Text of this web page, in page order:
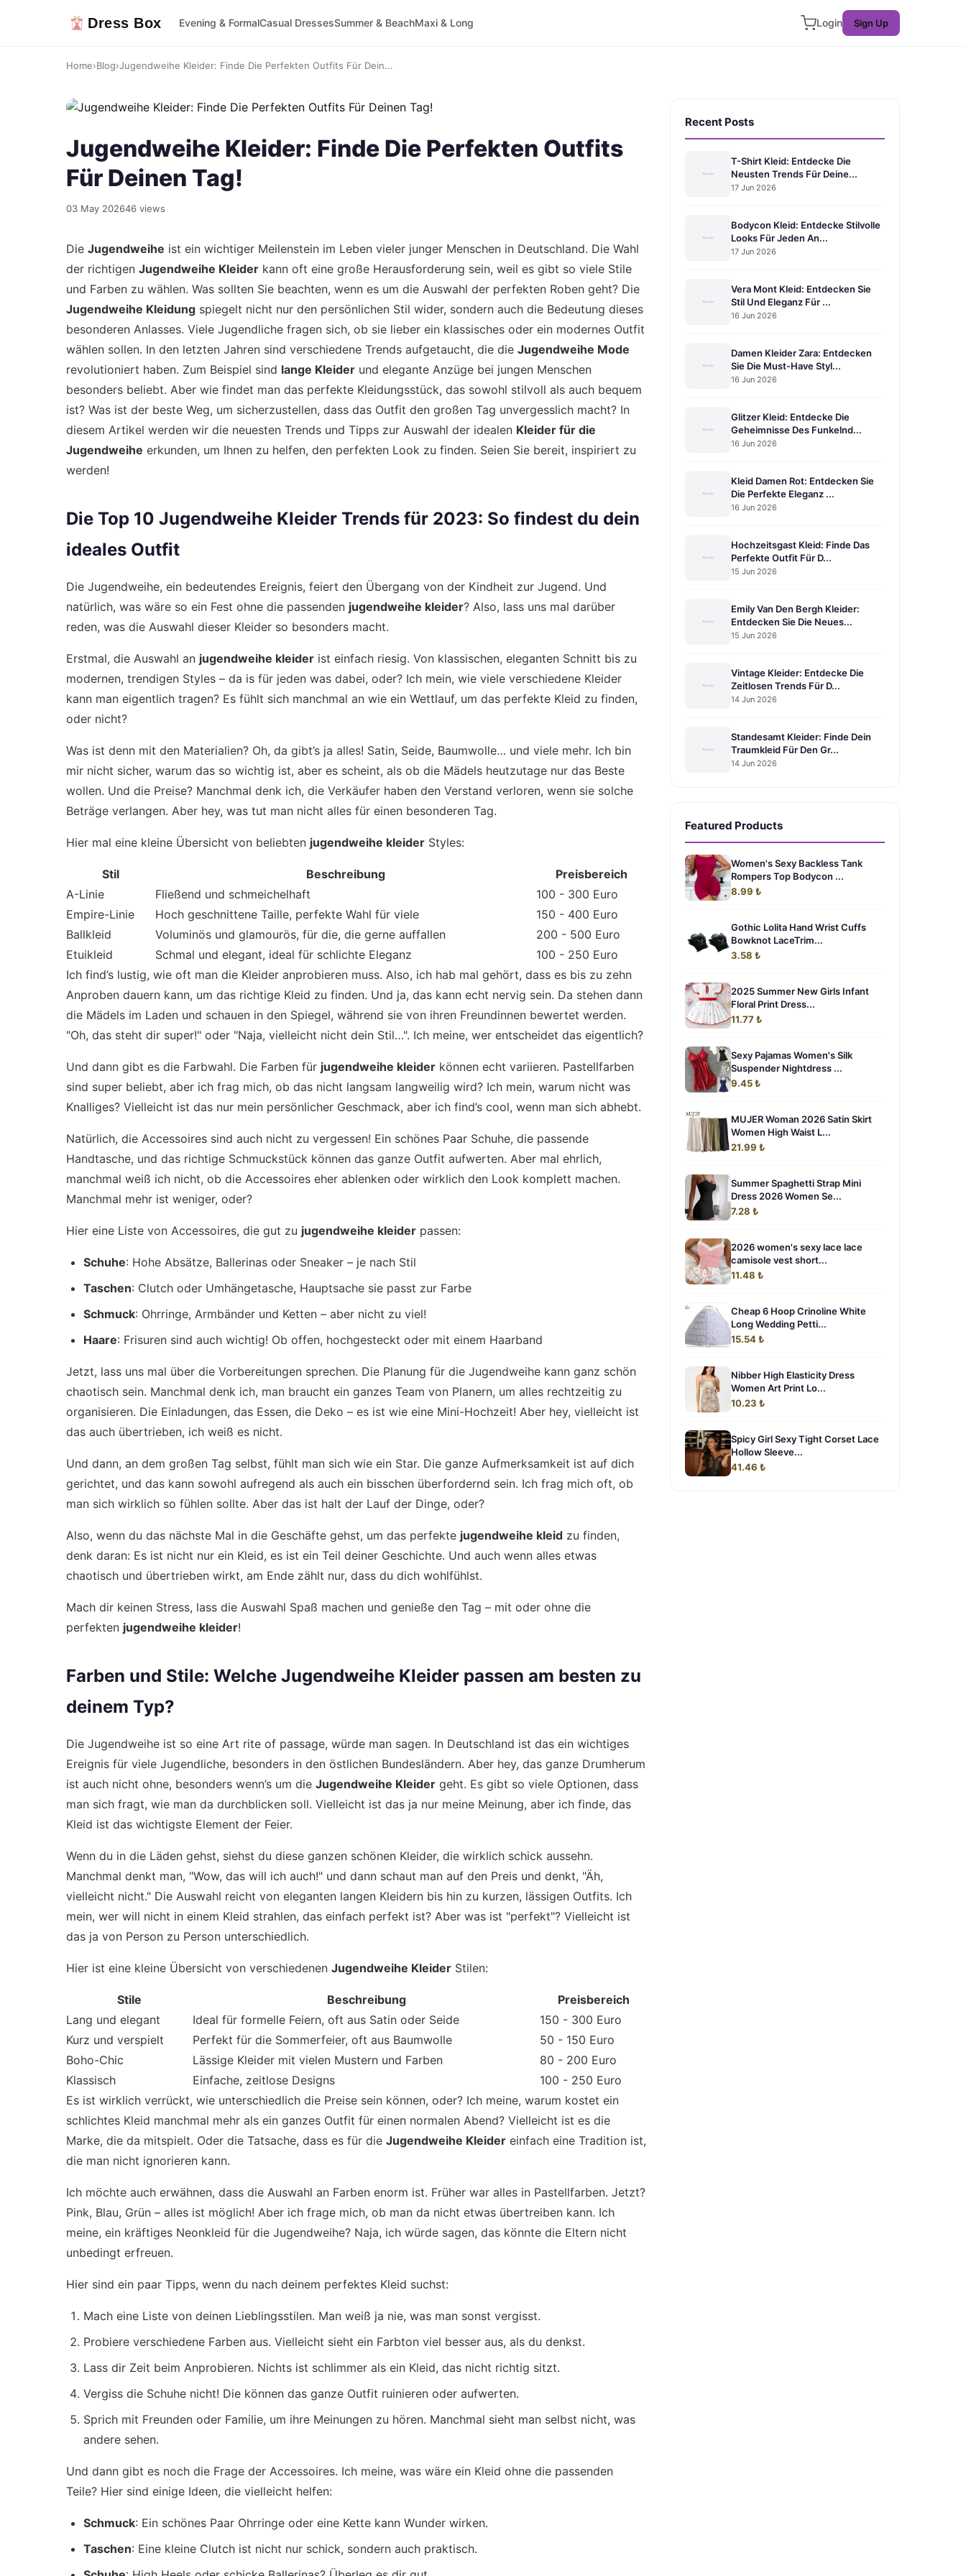
Dress Box Evening & FormalCasual DressesSummer & BeachMaxi & Long Login Sign Up
Home›Blog›Jugendweihe Kleider: Finde Die Perfekten Outfits Für Dein...
Jugendweihe Kleider: Finde Die Perfekten Outfits
Für Deinen Tag!
03 May 202646 views
Die Jugendweihe ist ein wichtiger Meilenstein im Leben vieler junger Menschen in Deutschland. Die Wahl
der richtigen Jugendweihe Kleider kann oft eine große Herausforderung sein, weil es gibt so viele Stile
und Farben zu wählen. Was sollten Sie beachten, wenn es um die Auswahl der perfekten Roben geht? Die
Jugendweihe Kleidung spiegelt nicht nur den persönlichen Stil wider, sondern auch die Bedeutung dieses
besonderen Anlasses. Viele Jugendliche fragen sich, ob sie lieber ein klassisches oder ein modernes Outfit
wählen sollen. In den letzten Jahren sind verschiedene Trends aufgetaucht, die die Jugendweihe Mode
revolutioniert haben. Zum Beispiel sind lange Kleider und elegante Anzüge bei jungen Menschen
besonders beliebt. Aber wie findet man das perfekte Kleidungsstück, das sowohl stilvoll als auch bequem
ist? Was ist der beste Weg, um sicherzustellen, dass das Outfit den großen Tag unvergesslich macht? In
diesem Artikel werden wir die neuesten Trends und Tipps zur Auswahl der idealen Kleider für die
Jugendweihe erkunden, um Ihnen zu helfen, den perfekten Look zu finden. Seien Sie bereit, inspiriert zu
werden!
Die Top 10 Jugendweihe Kleider Trends für 2023: So findest du dein
ideales Outfit
Die Jugendweihe, ein bedeutendes Ereignis, feiert den Übergang von der Kindheit zur Jugend. Und
natürlich, was wäre so ein Fest ohne die passenden jugendweihe kleider? Also, lass uns mal darüber
reden, was die Auswahl dieser Kleider so besonders macht.
Erstmal, die Auswahl an jugendweihe kleider ist einfach riesig. Von klassischen, eleganten Schnitt bis zu
modernen, trendigen Styles – da is für jeden was dabei, oder? Ich mein, wie viele verschiedene Kleider
kann man eigentlich tragen? Es fühlt sich manchmal an wie ein Wettlauf, um das perfekte Kleid zu finden,
oder nicht?
Was ist denn mit den Materialien? Oh, da gibt’s ja alles! Satin, Seide, Baumwolle… und viele mehr. Ich bin
mir nicht sicher, warum das so wichtig ist, aber es scheint, als ob die Mädels heutzutage nur das Beste
wollen. Und die Preise? Manchmal denk ich, die Verkäufer haben den Verstand verloren, wenn sie solche
Beträge verlangen. Aber hey, was tut man nicht alles für einen besonderen Tag.
Hier mal eine kleine Übersicht von beliebten jugendweihe kleider Styles:
Stil Beschreibung
Preisbereich
A-Linie
Fließend und schmeichelhaft
100 - 300 Euro
Empire-Linie
Hoch geschnittene Taille, perfekte Wahl für viele
150 - 400 Euro
Ballkleid
Voluminös und glamourös, für die, die gerne auffallen
200 - 500 Euro
Etuikleid
Schmal und elegant, ideal für schlichte Eleganz
100 - 250 Euro
Ich find’s lustig, wie oft man die Kleider anprobieren muss. Also, ich hab mal gehört, dass es bis zu zehn
Anproben dauern kann, um das richtige Kleid zu finden. Und ja, das kann echt nervig sein. Da stehen dann
die Mädels im Laden und schauen in den Spiegel, während sie von ihren Freundinnen bewertet werden.
"Oh, das steht dir super!" oder "Naja, vielleicht nicht dein Stil…". Ich meine, wer entscheidet das eigentlich?
Und dann gibt es die Farbwahl. Die Farben für jugendweihe kleider können echt variieren. Pastellfarben
sind super beliebt, aber ich frag mich, ob das nicht langsam langweilig wird? Ich mein, warum nicht was
Knalliges? Vielleicht ist das nur mein persönlicher Geschmack, aber ich find’s cool, wenn man sich abhebt.
Natürlich, die Accessoires sind auch nicht zu vergessen! Ein schönes Paar Schuhe, die passende
Handtasche, und das richtige Schmuckstück können das ganze Outfit aufwerten. Aber mal ehrlich,
manchmal weiß ich nicht, ob die Accessoires eher ablenken oder wirklich den Look komplett machen.
Manchmal mehr ist weniger, oder?
Hier eine Liste von Accessoires, die gut zu jugendweihe kleider passen:
Schuhe: Hohe Absätze, Ballerinas oder Sneaker – je nach Stil
Taschen: Clutch oder Umhängetasche, Hauptsache sie passt zur Farbe
Schmuck: Ohrringe, Armbänder und Ketten – aber nicht zu viel!
Haare: Frisuren sind auch wichtig! Ob offen, hochgesteckt oder mit einem Haarband
Jetzt, lass uns mal über die Vorbereitungen sprechen. Die Planung für die Jugendweihe kann ganz schön
chaotisch sein. Manchmal denk ich, man braucht ein ganzes Team von Planern, um alles rechtzeitig zu
organisieren. Die Einladungen, das Essen, die Deko – es ist wie eine Mini-Hochzeit! Aber hey, vielleicht ist
das auch übertrieben, ich weiß es nicht.
Und dann, an dem großen Tag selbst, fühlt man sich wie ein Star. Die ganze Aufmerksamkeit ist auf dich
gerichtet, und das kann sowohl aufregend als auch ein bisschen überfordernd sein. Ich frag mich oft, ob
man sich wirklich so fühlen sollte. Aber das ist halt der Lauf der Dinge, oder?
Also, wenn du das nächste Mal in die Geschäfte gehst, um das perfekte jugendweihe kleid zu finden,
denk daran: Es ist nicht nur ein Kleid, es ist ein Teil deiner Geschichte. Und auch wenn alles etwas
chaotisch und übertrieben wirkt, am Ende zählt nur, dass du dich wohlfühlst.
Mach dir keinen Stress, lass die Auswahl Spaß machen und genieße den Tag – mit oder ohne die
perfekten jugendweihe kleider!
Farben und Stile: Welche Jugendweihe Kleider passen am besten zu
deinem Typ?
Die Jugendweihe ist so eine Art rite of passage, würde man sagen. In Deutschland ist das ein wichtiges
Ereignis für viele Jugendliche, besonders in den östlichen Bundesländern. Aber hey, das ganze Drumherum
ist auch nicht ohne, besonders wenn’s um die Jugendweihe Kleider geht. Es gibt so viele Optionen, dass
man sich fragt, wie man da durchblicken soll. Vielleicht ist das ja nur meine Meinung, aber ich finde, das
Kleid ist das wichtigste Element der Feier.
Wenn du in die Läden gehst, siehst du diese ganzen schönen Kleider, die wirklich schick aussehn.
Manchmal denkt man, "Wow, das will ich auch!" und dann schaut man auf den Preis und denkt, "Äh,
vielleicht nicht." Die Auswahl reicht von eleganten langen Kleidern bis hin zu kurzen, lässigen Outfits. Ich
mein, wer will nicht in einem Kleid strahlen, das einfach perfekt ist? Aber was ist "perfekt"? Vielleicht ist
das ja von Person zu Person unterschiedlich.
Hier ist eine kleine Übersicht von verschiedenen Jugendweihe Kleider Stilen:
Stile Beschreibung
Preisbereich
Lang und elegant
Ideal für formelle Feiern, oft aus Satin oder Seide
150 - 300 Euro
Kurz und verspielt
Perfekt für die Sommerfeier, oft aus Baumwolle
50 - 150 Euro
Boho-Chic
Lässige Kleider mit vielen Mustern und Farben
80 - 200 Euro
Klassisch
Einfache, zeitlose Designs
100 - 250 Euro
Es ist wirklich verrückt, wie unterschiedlich die Preise sein können, oder? Ich meine, warum kostet ein
schlichtes Kleid manchmal mehr als ein ganzes Outfit für einen normalen Abend? Vielleicht ist es die
Marke, die da mitspielt. Oder die Tatsache, dass es für die Jugendweihe Kleider einfach eine Tradition ist,
die man nicht ignorieren kann.
Ich möchte auch erwähnen, dass die Auswahl an Farben enorm ist. Früher war alles in Pastellfarben. Jetzt?
Pink, Blau, Grün – alles ist möglich! Aber ich frage mich, ob man da nicht etwas übertreiben kann. Ich
meine, ein kräftiges Neonkleid für die Jugendweihe? Naja, ich würde sagen, das könnte die Eltern nicht
unbedingt erfreuen.
Hier sind ein paar Tipps, wenn du nach deinem perfektes Kleid suchst:
Mach eine Liste von deinen Lieblingsstilen. Man weiß ja nie, was man sonst vergisst.
Probiere verschiedene Farben aus. Vielleicht sieht ein Farbton viel besser aus, als du denkst.
Lass dir Zeit beim Anprobieren. Nichts ist schlimmer als ein Kleid, das nicht richtig sitzt.
Vergiss die Schuhe nicht! Die können das ganze Outfit ruinieren oder aufwerten.
Sprich mit Freunden oder Familie, um ihre Meinungen zu hören. Manchmal sieht man selbst nicht, was
andere sehen.
Und dann gibt es noch die Frage der Accessoires. Ich meine, was wäre ein Kleid ohne die passenden
Teile? Hier sind einige Ideen, die vielleicht helfen:
Schmuck: Ein schönes Paar Ohrringe oder eine Kette kann Wunder wirken.
Taschen: Eine kleine Clutch ist nicht nur schick, sondern auch praktisch.
Recent Posts
T-Shirt Kleid: Entdecke Die
Neusten Trends Für Deine...
17 Jun 2026
Bodycon Kleid: Entdecke Stilvolle
Looks Für Jeden An...
17 Jun 2026
Vera Mont Kleid: Entdecken Sie
Stil Und Eleganz Für ...
16 Jun 2026
Damen Kleider Zara: Entdecken
Sie Die Must-Have Styl...
16 Jun 2026
Glitzer Kleid: Entdecke Die
Geheimnisse Des Funkelnd...
16 Jun 2026
Kleid Damen Rot: Entdecken Sie
Die Perfekte Eleganz ...
16 Jun 2026
Hochzeitsgast Kleid: Finde Das
Perfekte Outfit Für D...
15 Jun 2026
Emily Van Den Bergh Kleider:
Entdecken Sie Die Neues...
15 Jun 2026
Vintage Kleider: Entdecke Die
Zeitlosen Trends Für D...
14 Jun 2026
Standesamt Kleider: Finde Dein
Traumkleid Für Den Gr...
14 Jun 2026
Featured Products
Women's Sexy Backless Tank
Rompers Top Bodycon ...
8.99 ₺
Gothic Lolita Hand Wrist Cuffs
Bowknot LaceTrim...
3.58 ₺
2025 Summer New Girls Infant
Floral Print Dress...
11.77 ₺
Sexy Pajamas Women's Silk
Suspender Nightdress ...
9.45 ₺
MUJER Woman 2026 Satin Skirt
Women High Waist L...
21.99 ₺
Summer Spaghetti Strap Mini
Dress 2026 Women Se...
7.28 ₺
2026 women's sexy lace lace
camisole vest short...
11.48 ₺
Cheap 6 Hoop Crinoline White
Long Wedding Petti...
15.54 ₺
Nibber High Elasticity Dress
Women Art Print Lo...
10.23 ₺
Spicy Girl Sexy Tight Corset Lace
Hollow Sleeve...
41.46 ₺